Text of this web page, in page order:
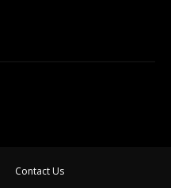
Contact Us